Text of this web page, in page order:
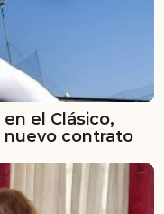
el Clásico,
contrato